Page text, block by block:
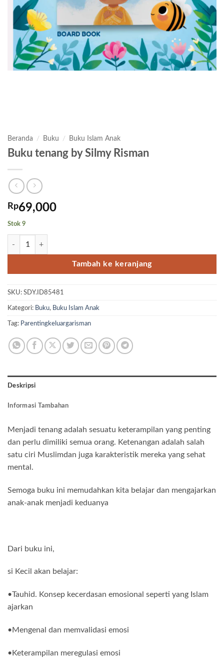
Beranda / Buku / Buku Islam Anak
Buku tenang by Silmy Risman
Rp69,000
Stok 9
Kuantitas Buku tenang by Silmy Risman
Tambah ke keranjang
SKU: SDY.ID85481
Kategori: Buku, Buku Islam Anak
Tag: Parentingkeluargarisman
Deskripsi
Informasi Tambahan
Menjadi tenang adalah sesuatu keterampilan yang penting
dan perlu dimiliki semua orang. Ketenangan adalah salah
satu ciri Muslimdan juga karakteristik mereka yang sehat
mental.
Semoga buku ini memudahkan kita belajar dan mengajarkan
anak-anak menjadi keduanya
Dari buku ini,
si Kecil akan belajar:
•Tauhid. Konsep kecerdasan emosional seperti yang Islam
ajarkan
•Mengenal dan memvalidasi emosi
•Keterampilan meregulasi emosi